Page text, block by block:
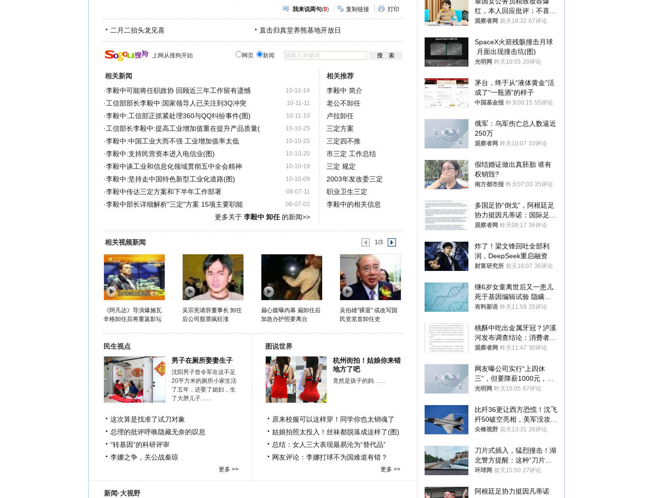
我来说两句(0) 复制链接 打印
二月二抬头龙见喜 直击归真堂养熊基地开放日
上网从搜狗开始 网页 新闻
相关新闻
10-12-14
·李毅中可能将任职政协 回顾近三年工作留有遗憾
10-11-11
·工信部部长李毅中:国家领导人已关注到3Q冲突
10-11-10
·李毅中:工信部正抓紧处理360与QQ纠纷事件(图)
10-10-25
·工信部长李毅中:提高工业增加值重在提升产品质量(
10-10-25
·李毅中:中国工业大而不强 工业增加值率太低
10-10-20
·李毅中:支持民营资本进入电信业(图)
10-10-19
·李毅中谈工业和信息化领域贯彻五中全会精神
10-10-09
·李毅中:坚持走中国特色新型工业化道路(图)
08-07-11
·李毅中传达三定方案和下半年工作部署
08-07-02
·李毅中部长详细解析"三定"方案 15项主要职能
更多关于 李毅中 卸任的新闻>>
相关推荐
李毅中 简介
老公不卸任
卢拉卸任
三定方案
三定四不推
市三定 工作总结
三定 规定
2003年发改委三定
职业卫生三定
李毅中的相关信息
相关视频新闻 1/3
《阿凡达》导演爆施瓦
辛格卸任后将重返影坛
吴宗宪请辞董事长 卸任
后公司股票疯狂涨
扁心腹曝内幕 扁卸任后
加急办护照要离台
吴伯雄"裸退" 或改写国
民党党首卸任史
民生视点
男子在厕所娶妻生子
沈阳男子曾令军在这不足
20平方米的厕所小家生活
了五年，还娶了媳妇，生
了大胖儿子……
这次算是找准了试刀对象
总理的批评呼唤隐藏无奈的叹息
“转基因”的科研评审
李娜之争，关公战秦琼
更多 >>
图说世界
杭州街拍！姑娘你来错
地方了吧
竟然是孩子的妈……
原来校服可以这样穿！同学你也太销魂了
姑娘拍照太投入！丝袜都脱落成这样了(图)
总结：女人三大表现最易沦为“替代品”
网友评论：李娜打球不为国难道有错？
更多 >>
新闻·大视野
红，本人回应批评：不喜欢
就别看
观察者网 前天18:32 67评论
SpaceX火箭残骸撞击月球
月面出现撞击坑(图)
光明网 昨天10:55 20评论
茅台，终于从“液体黄金”活
成了“一瓶酒”的样子
中国基金报 昨天00:15 55评论
俄军：乌军伤亡总人数逼近
250万
观察者网 昨天10:07 33评论
假结婚证做出真胚胎 谁有
权销毁?
南方都市报 昨天07:03 35评论
多国足协“倒戈”，阿根廷足
协力挺因凡蒂诺：国际足联
今后应继续在其领导下前行
观察者网 昨天09:17 36评论
炸了！梁文锋回吐全部利
润，DeepSeek重启融资
财富研究所 前天16:07 36评论
继6岁女童离世后又一患儿
死于基因编辑试验 隐瞒一
年才对外披露
有料新语 昨天11:59 35评论
桃酥中吃出金属牙冠？泸溪
河发布调查结论：消费者已
澄清，所发视频情况不属实
观察者网 昨天11:47 30评论
网友曝公司实行“上四休
三”，但要降薪1000元，不
接受只能辞职
光明网 昨天15:05 67评论
比歼36更让西方恐慌！沈飞
歼50破空亮相，美军没攻克
的技术被拿下
尖锋视野 前天13:31 26评论
刀片式插入，猛烈撞击！湖
北警方提醒：这种“刀片超
车”，太危险了
环球网 前天15:50 27评论
阿根廷足协力挺因凡蒂诺